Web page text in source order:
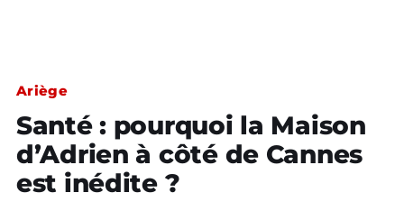
Ariège
Santé : pourquoi la Maison
d’Adrien à côté de Cannes
est inédite ?